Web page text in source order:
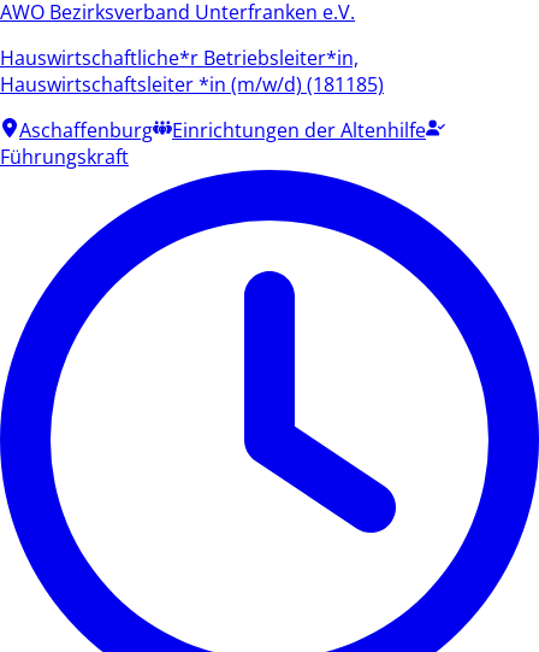
AWO Bezirksverband Unterfranken e.V.
Hauswirtschaftliche*r Betriebsleiter*in,
Hauswirtschaftsleiter *in (m/w/d) (181185)
Aschaffenburg
Einrichtungen der Altenhilfe
Führungskraft